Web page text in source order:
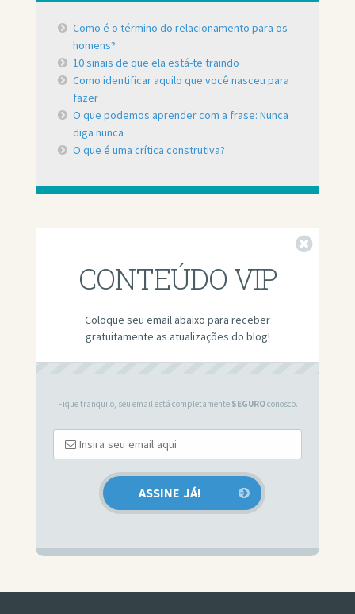
Como é o término do relacionamento para os
homens?
10 sinais de que ela está-te traindo
Como identificar aquilo que você nasceu para
fazer
O que podemos aprender com a frase: Nunca
diga nunca
O que é uma crítica construtiva?
CONTEÚDO VIP
Coloque seu email abaixo para receber
gratuitamente as atualizações do blog!
Fique tranquilo, seu email está completamente SEGUROconosco.